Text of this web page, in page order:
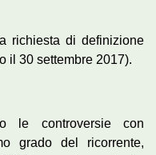
richiesta di definizione
il 30 settembre 2017).
le controversie con
grado del ricorrente,